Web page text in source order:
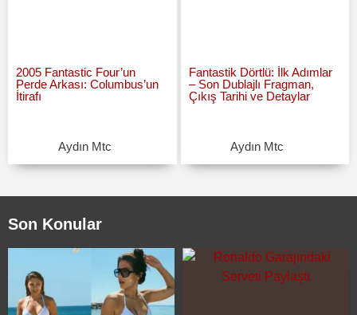
2005 Fantastic Four’un
Perde Arkası: Columbus’un
İtirafı
Aydın Mtc
Fantastik Dörtlü: İlk Adımlar
– Son Dublajlı Fragman,
Çıkış Tarihi ve Detaylar
Aydın Mtc
Son Konular